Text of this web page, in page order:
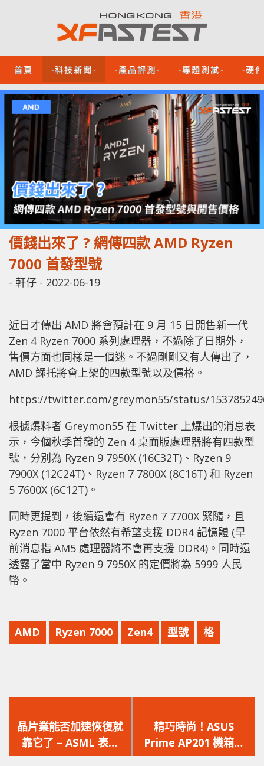
首頁 -科技新聞- -產品評測- -專題測試- -硬
價錢出來了 ? 網傳四款 AMD Ryzen
7000 首發型號
- 軒仔 - 2022-06-19
近日才傳出 AMD 將會預計在 9 月 15 日開售新一代
Zen 4 Ryzen 7000 系列處理器，不過除了日期外，
售價方面也同樣是一個迷。不過剛剛又有人傳出了，
AMD 鰥托將會上架的四款型號以及價格。
https://twitter.com/greymon55/status/
根據爆料者 Greymon55 在 Twitter 上爆出的消息表
示，今個秋季首發的 Zen 4 桌面版處理器將有四款型
號，分別為 Ryzen 9 7950X (16C32T)、Ryzen 9
7900X (12C24T)、Ryzen 7 7800X (8C16T) 和 Ryzen
5 7600X (6C12T)。
同時更提到，後續還會有 Ryzen 7 7700X 緊隨，且
Ryzen 7000 平台依然有希望支援 DDR4 記憶體 (早
前消息指 AM5 處理器將不會再支援 DDR4)。同時還
透露了當中 Ryzen 9 7950X 的定價將為 5999 人民
幣。
AMD Ryzen 7000 Zen4 型號 格
一
篇
文
晶片業能否加速恢復就
靠它了 – ASML 表示
EUV 光刻機產能即將提
一
篇
文
精巧時尚！ASUS
Prime AP201 機箱新
上市